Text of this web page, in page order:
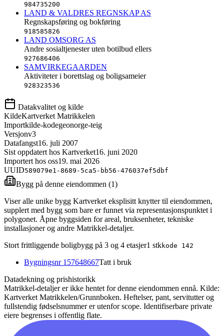
984735200
LAND & VALDRES REGNSKAP AS
Regnskapsføring og bokføring
918585826
LAND OMSORG AS
Andre sosialtjenester uten botilbud ellers
927686406
SAMVIRKEGAARDEN
Aktiviteter i borettslag og boligsameier
928323536
Datakvalitet og kilde
KildeKartverket Matrikkelen
Importkilde-kodegeonorge-teig
Versjonv3
Datafangst16. juli 2007
Sist oppdatert hos Kartverket16. juni 2020
Importert hos oss19. mai 2026
UUID589079e1-8689-5ca5-bb56-476037ef5dbf
Bygg på denne eiendommen (1)
Viser alle unike bygg Kartverket eksplisitt knytter til eiendommen,
supplert med bygg som bare er funnet via representasjonspunktet i
polygonet. Åpne byggsiden for areal, bruksenheter, tekniske
installasjoner og andre Matrikkel-detaljer.
Stort frittliggende boligbygg på 3 og 4 etasjer1 stkkode 142
Bygningsnr 157648667Tatt i bruk
Datadekning og prishistorikk
Matrikkel-detaljer er ikke hentet for denne eiendommen ennå. Kilde:
Kartverket Matrikkelen/Grunnboken. Heftelser, pant, servitutter og
fullstendig fødselsnummer er utenfor scope. Identifiserbare private
eiere begrenses i offentlig flate.